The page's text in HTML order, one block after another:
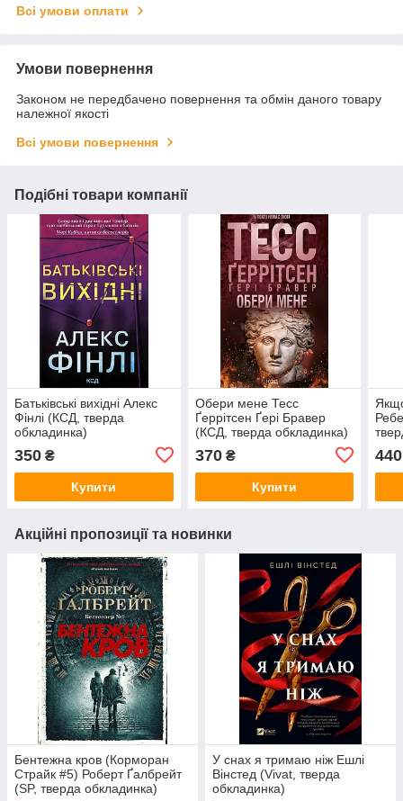
Всі умови оплати
Умови повернення
Законом не передбачено повернення та обмін даного товару
належної якості
Всі умови повернення
Подібні товари компанії
Батьківські вихідні Алекс
Фінлі (КСД, тверда
обкладинка)
350 ₴
Купити
Обери мене Тесс
Ґеррітсен Ґері Бравер
(КСД, тверда обкладинка)
370₴
Купити
440
Акційні пропозиції та новинки
Бентежна кров (Корморан
Страйк #5) Роберт Ґалбрейт
(SP, тверда обкладинка)
У снах я тримаю ніж Ешлі
Вінстед (Vivat, тверда
обкладинка)